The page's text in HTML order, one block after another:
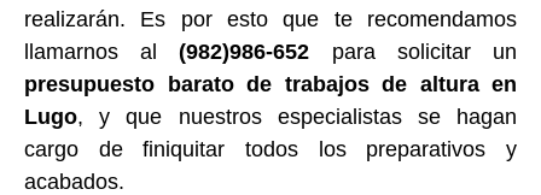
realizarán. Es por esto que te recomendamos
llamarnos al(982)986-652 para solicitar un
presupuesto barato de trabajos de altura en
Lugo, y que nuestros especialistas se hagan
cargo de finiquitar todos los preparativos y
acabados.